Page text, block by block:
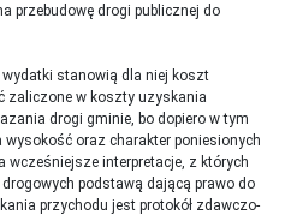
przebudowę drogi publicznej do
wydatki stanowią dla niej koszt
zaliczone w koszty uzyskania
drogi gminie, bo dopiero w tym
oraz charakter poniesionych
wcześniejsze interpretacje, z których
podstawą dającą prawo do
przychodu jest protokół zdawczo-